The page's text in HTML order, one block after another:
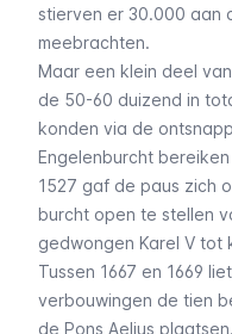
stierven er 30.000 aan
meebrachten.
Maar een klein deel
de 50-60 duizend in
konden via de
Engelenburcht
1527 gaf de paus zich
burcht open te stellen
gedwongen Karel V tot
Tussen 1667 en 1669
verbouwingen de tien
de Pons Aelius